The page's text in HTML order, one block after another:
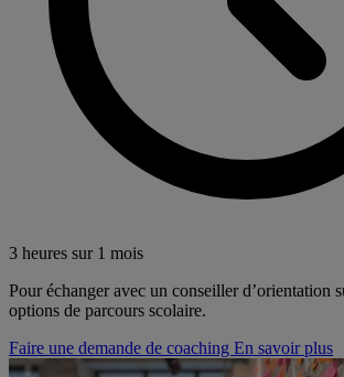
3 heures sur 1 mois
Pour échanger avec un conseiller d’orientation
options de parcours scolaire.
Faire une demande de coaching En savoir plus